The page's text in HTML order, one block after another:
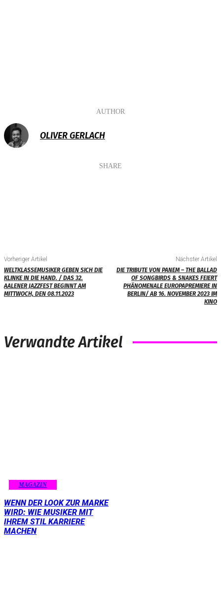
AUTHOR
OLIVER GERLACH
SHARE
Vorheriger Artikel
WELTKLASSEMUSIKER GEBEN SICH DIE
KLINKE IN DIE HAND. / DAS 32.
AALENER JAZZFEST BEGINNT AM
MITTWOCH, DEN 08.11.2023
Nächster Artikel
DIE TRIBUTE VON PANEM – THE BALLAD
OF SONGBIRDS & SNAKES FEIERT
PHÄNOMENALE EUROPAPREMIERE IN
BERLIN/ AB 16. NOVEMBER 2023 IM
KINO
Verwandte Artikel
MAGAZIN
WENN DER LOOK ZUR MARKE
WIRD: WIE MUSIKER MIT
IHREM STIL KARRIERE
MACHEN